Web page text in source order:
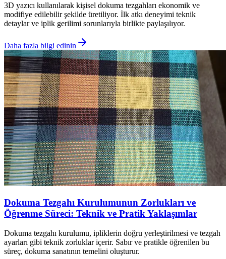
3D yazıcı kullanılarak kişisel dokuma tezgahları ekonomik ve
modifiye edilebilir şekilde üretiliyor. İlk atkı deneyimi teknik
detaylar ve iplik gerilimi sorunlarıyla birlikte paylaşılıyor.
Daha fazla bilgi edinin
Dokuma Tezgahı Kurulumunun Zorlukları ve
Öğrenme Süreci: Teknik ve Pratik Yaklaşımlar
Dokuma tezgahı kurulumu, ipliklerin doğru yerleştirilmesi ve tezgah
ayarları gibi teknik zorluklar içerir. Sabır ve pratikle öğrenilen bu
süreç, dokuma sanatının temelini oluşturur.